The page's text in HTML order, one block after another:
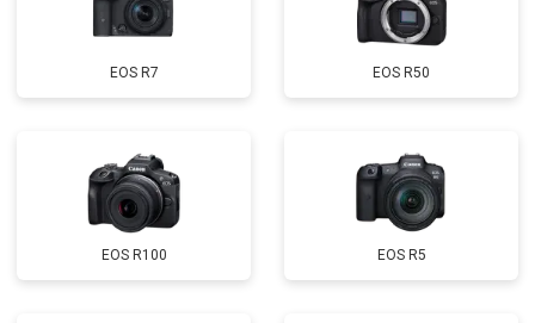
EOS R7 EOS R50
EOS R100 EOS R5